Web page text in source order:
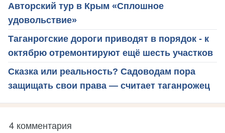
Авторский тур в Крым «Сплошное
удовольствие»
Таганрогские дороги приводят в порядок - к
октябрю отремонтируют ещё шесть участков
Сказка или реальность? Садоводам пора
защищать свои права — считает таганрожец
4 комментария